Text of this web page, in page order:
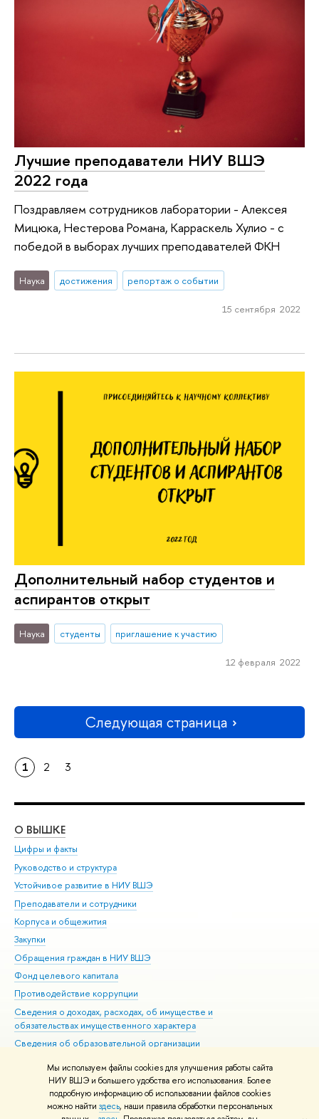
Мы используем файлы cookies для улучшения работы сайта
НИУ ВШЭ и большего удобства его использования. Более
подробную информацию об использовании файлов cookies
можно найти здесь, наши правила обработки персональных
Лучшие преподаватели НИУ ВШЭ
2022 года
Поздравляем сотрудников лаборатории - Алексея
Мицюка, Нестерова Романа, Карраскель Хулио - с
победой в выборах лучших преподавателей ФКН
Наука достижения репортаж о событии
15 сентября 2022
Дополнительный набор студентов и
аспирантов открыт
Наука студенты приглашение к участию
12 февраля 2022
Следующая страница
1 2 3
О ВЫШКЕ
Цифры и факты
Руководство и структура
Устойчивое развитие в НИУ ВШЭ
Преподаватели и сотрудники
Корпуса и общежития
Закупки
Обращения граждан в НИУ ВШЭ
Фонд целевого капитала
Противодействие коррупции
Сведения о доходах, расходах, об имуществе и
обязательствах имущественного характера
Сведения об образовательной организации
Людям с ограниченными возможностями здоровья
Единая платежная страница
Работа в Вышке